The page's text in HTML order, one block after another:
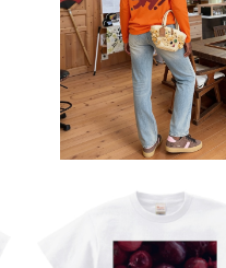
tシャツ ヘビーウェイト
ーバーサイズ ロンT
5.6ozオリジナル デザイ
リカン バイク カジュアル
ダード コーデ インナー
ー ウェア 洗い替え 人気
ね着 saritikari シンプ
Me
¥7,800